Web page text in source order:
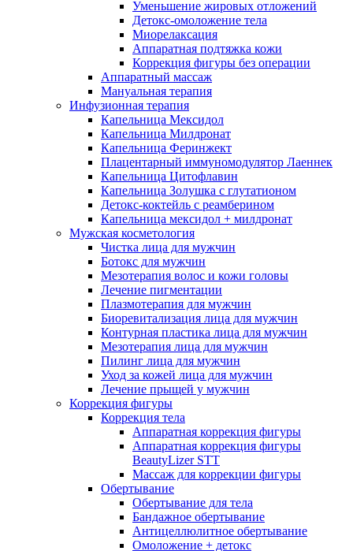
Уменьшение жировых отложений
Детокс-омоложение тела
Миорелаксация
Аппаратная подтяжка кожи
Коррекция фигуры без операции
Аппаратный массаж
Мануальная терапия
Инфузионная терапия
Капельница Мексидол
Капельница Милдронат
Капельница Феринжект
Плацентарный иммуномодулятор Лаеннек
Капельница Цитофлавин
Капельница Золушка с глутатионом
Детокс-коктейль с реамберином
Капельница мексидол + милдронат
Мужская косметология
Чистка лица для мужчин
Ботокс для мужчин
Мезотерапия волос и кожи головы
Лечение пигментации
Плазмотерапия для мужчин
Биоревитализация лица для мужчин
Контурная пластика лица для мужчин
Мезотерапия лица для мужчин
Пилинг лица для мужчин
Уход за кожей лица для мужчин
Лечение прыщей у мужчин
Коррекция фигуры
Коррекция тела
Аппаратная коррекция фигуры
Аппаратная коррекция фигуры
BeautyLizer STT
Массаж для коррекции фигуры
Обертывание
Обертывание для тела
Бандажное обертывание
Антицеллюлитное обертывание
Омоложение + детокс